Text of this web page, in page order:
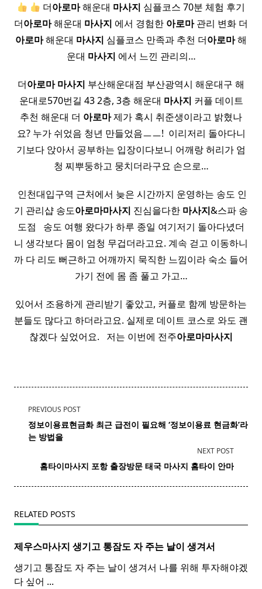
더아로마해운대 마사지 심플코스 70분 체험 후기
더아로마해운대 마사지 에서 경험한 아로마관리 변화 더
아로마해운대 마사지 심플코스 만족과 추천 더아로마해
운대 마사지 에서 느낀 관리의…
더아로마 마사지 부산해운대점 부산광역시 해운대구 해
운대로570번길 43 2층, 3층 해운대 마사지 커플 데이트
추천 해운대 더 아로마제가 혹시 취준생이라고 밝혔나
요? 누가 쉬었음 청년 만들었음ㅡㅡ! ​ 이리저리 돌아다니
기보다 앉아서 공부하는 입장이다보니 어깨랑 허리가 엄
청 찌뿌둥하고 뭉치더라구요 손으로…
​ 인천대입구역 근처에서 늦은 시간까지 운영하는 송도 인
기 관리샵 송도아로마마사지 진심을다한 마사지&스파 송
도점​ ​ ​ 송도 여행 왔다가 하루 종일 여기저기 돌아다녔더
니 생각보다 몸이 엄청 무겁더라고요. 계속 걷고 이동하니
까 다 리도 뻐근하고 어깨까지 묵직한 느낌이라 숙소 들어
가기 전에 몸 좀 풀고 가고…
있어서 조용하게 관리받기 좋았고, 커플로 함께 방문하는
분들도 많다고 하더라고요. 실제로 데이트 코스로 와도 괜
찮겠다 싶었어요. ​ ​ 저는 이번에 전주아로마마사지
<span
class="nav-
subtitle
reader-
PREVIOUS POST
정보이용료현금화 최근 급전이 필요해 ‘정보이용료 현금화’라
는 방법을
NEXT POST
홈타이마사지 포항 출장방문 태국 마사지 홈타이 안마​
RELATED POSTS
제우스마사지 생기고 통잠도 자 주는 날이 생겨서
생기고 통잠도 자 주는 날이 생겨서 나를 위해 투자해야겠
다 싶어 ...